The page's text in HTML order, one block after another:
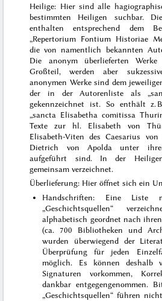
Heilige: Hier sind alle
bestimmten Heiligen suchbar. Die
enthalten entsprechend dem
„Repertorium Fontium Historiae
die von namentlich bekannten
Die anonym überlieferten
Großteil, werden aber
anonymen Werke sind dem
der in der Autorenliste als
gekennzeichnet ist. So enthält z.
„sancta Elisabetha comitissa
Texte zur hl. Elisabeth von
Elisabeth-Viten des Caesarius
Dietrich von Apolda unter
aufgeführt sind. In der
gemeinsam verzeichnet.
Überlieferung: Hier öffnet sich ein
Handschriften: Eine
„Geschichtsquellen“
alphabetisch geordnet nach
(ca. 700 Bibliotheken und
wurden überwiegend der
Überprüfung für jeden
möglich. Es können deshalb
Signaturen vorkommen,
dankbar entgegengenommen.
„Geschichtsquellen“ führen